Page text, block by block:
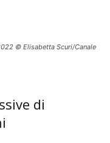
© Elisabetta Scuri/Canale
di